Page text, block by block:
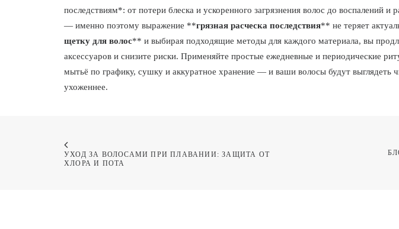
последствиям*: от потери блеска и ускоренного загрязнения волос до воспалений и
— именно поэтому выражение **грязная расческа последствия** не теряет
щетку для волос** и выбирая подходящие методы для каждого материала, вы
аксессуаров и снизите риски. Применяйте простые ежедневные и периодические
мытьё по графику, сушку и аккуратное хранение — и ваши волосы будут выглядеть
ухоженнее.
УХОД ЗА ВОЛОСАМИ ПРИ ПЛАВАНИИ: ЗАЩИТА ОТ
ХЛОРА И ПОТА